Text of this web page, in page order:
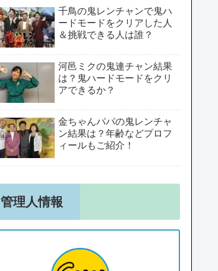
千鳥の鬼レンチャンで鬼ハ
ードモードをクリアした人
＆挑戦できる人は誰？
河邑ミクの鬼連チャン結果
は？鬼ハードモードをクリ
アできるか？
金ちゃんパパの鬼レンチャ
ン結果は？年齢などプロフ
ィールもご紹介！
管理人情報